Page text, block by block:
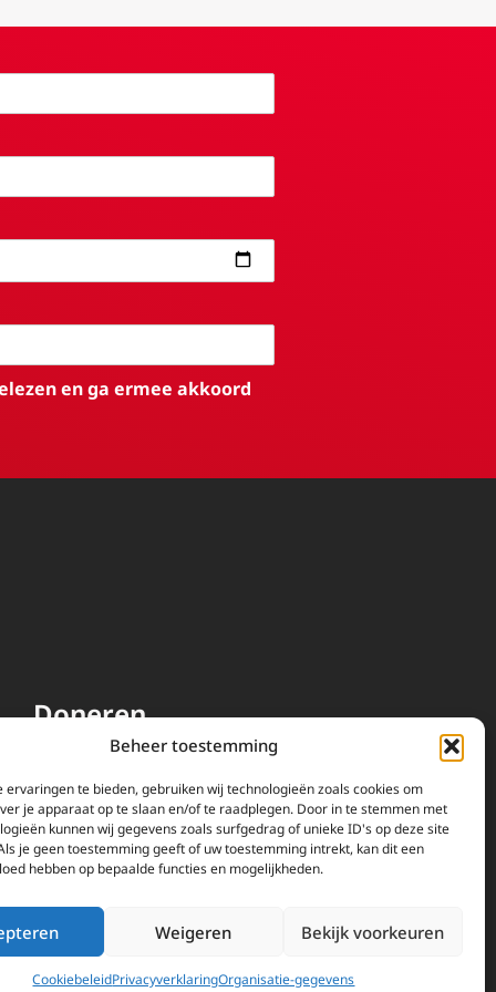
Beheer toestemming
ervaringen te bieden, gebruiken wij technologieën zoals cookies om
je apparaat op te slaan en/of te raadplegen. Door in te stemmen met
kunnen wij gegevens zoals surfgedrag of unieke ID's op deze site
je geen toestemming geeft of uw toestemming intrekt, kan dit een
hebben op bepaalde functies en mogelijkheden.
Weigeren Bekijk voorkeuren
CookiebeleidPrivacyverklaringOrganisatie-gegevens
en ga ermee akkoord
Doneren
EWTN wordt uitsluitend
gefinancierd door uw donaties.
Wij ontvangen bewust geen
advertentie-inkomsten of
kerkelijke financiele
Doneren